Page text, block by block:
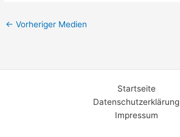
← Vorheriger Medien
Startseite
Datenschutzerklärung
Impressum